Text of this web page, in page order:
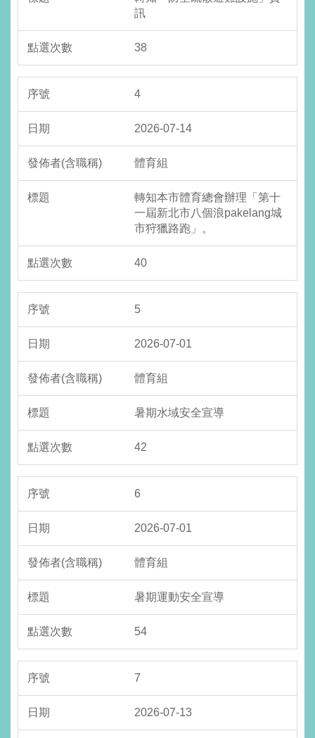
訊
38
4
2026-07-14
體育組
轉知本市體育總會辦理「第十
一屆新北市八個浪pakelang城
市狩獵路跑」。
40
5
2026-07-01
體育組
暑期水域安全宣導
42
6
2026-07-01
體育組
暑期運動安全宣導
54
7
2026-07-13